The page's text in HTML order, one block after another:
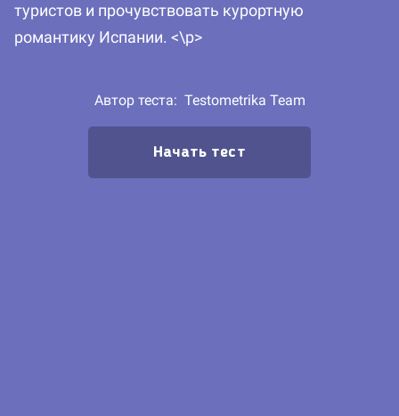
туристов и прочувствовать курортную
романтику Испании. <\p>
Автор теста: Testometrika Team
Начать тест